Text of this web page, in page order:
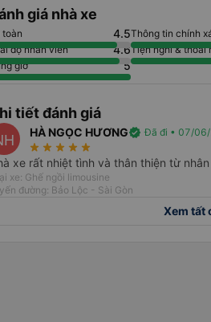
giá nhà xe
toàn 4.5Thông tin chính
độ nhân viên 4.6Tiện nghi & thoải
giờ 5
tiết đánh giá
HÀ NGỌC HƯƠNGverified Đã đi • 07/
star_rate star_rate star_rate star_rate star_rate
xe rất nhiệt tình và thân thiện từ
xe: Ghế ngồi limousine
đường: Bảo Lộc - Sài Gòn
Xem tất